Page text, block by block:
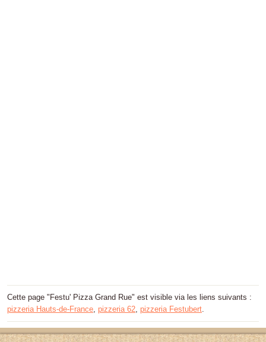
Cette page "Festu' Pizza Grand Rue" est visible via les liens suivants :
pizzeria Hauts-de-France, pizzeria 62, pizzeria Festubert.